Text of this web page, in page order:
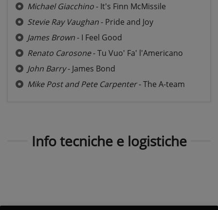
Michael Giacchino- It's Finn McMissile
Stevie Ray Vaughan- Pride and Joy
James Brown- I Feel Good
Renato Carosone- Tu Vuo' Fa' l'Americano
John Barry- James Bond
Mike Post and Pete Carpenter- The A-team
Info tecniche e logistiche